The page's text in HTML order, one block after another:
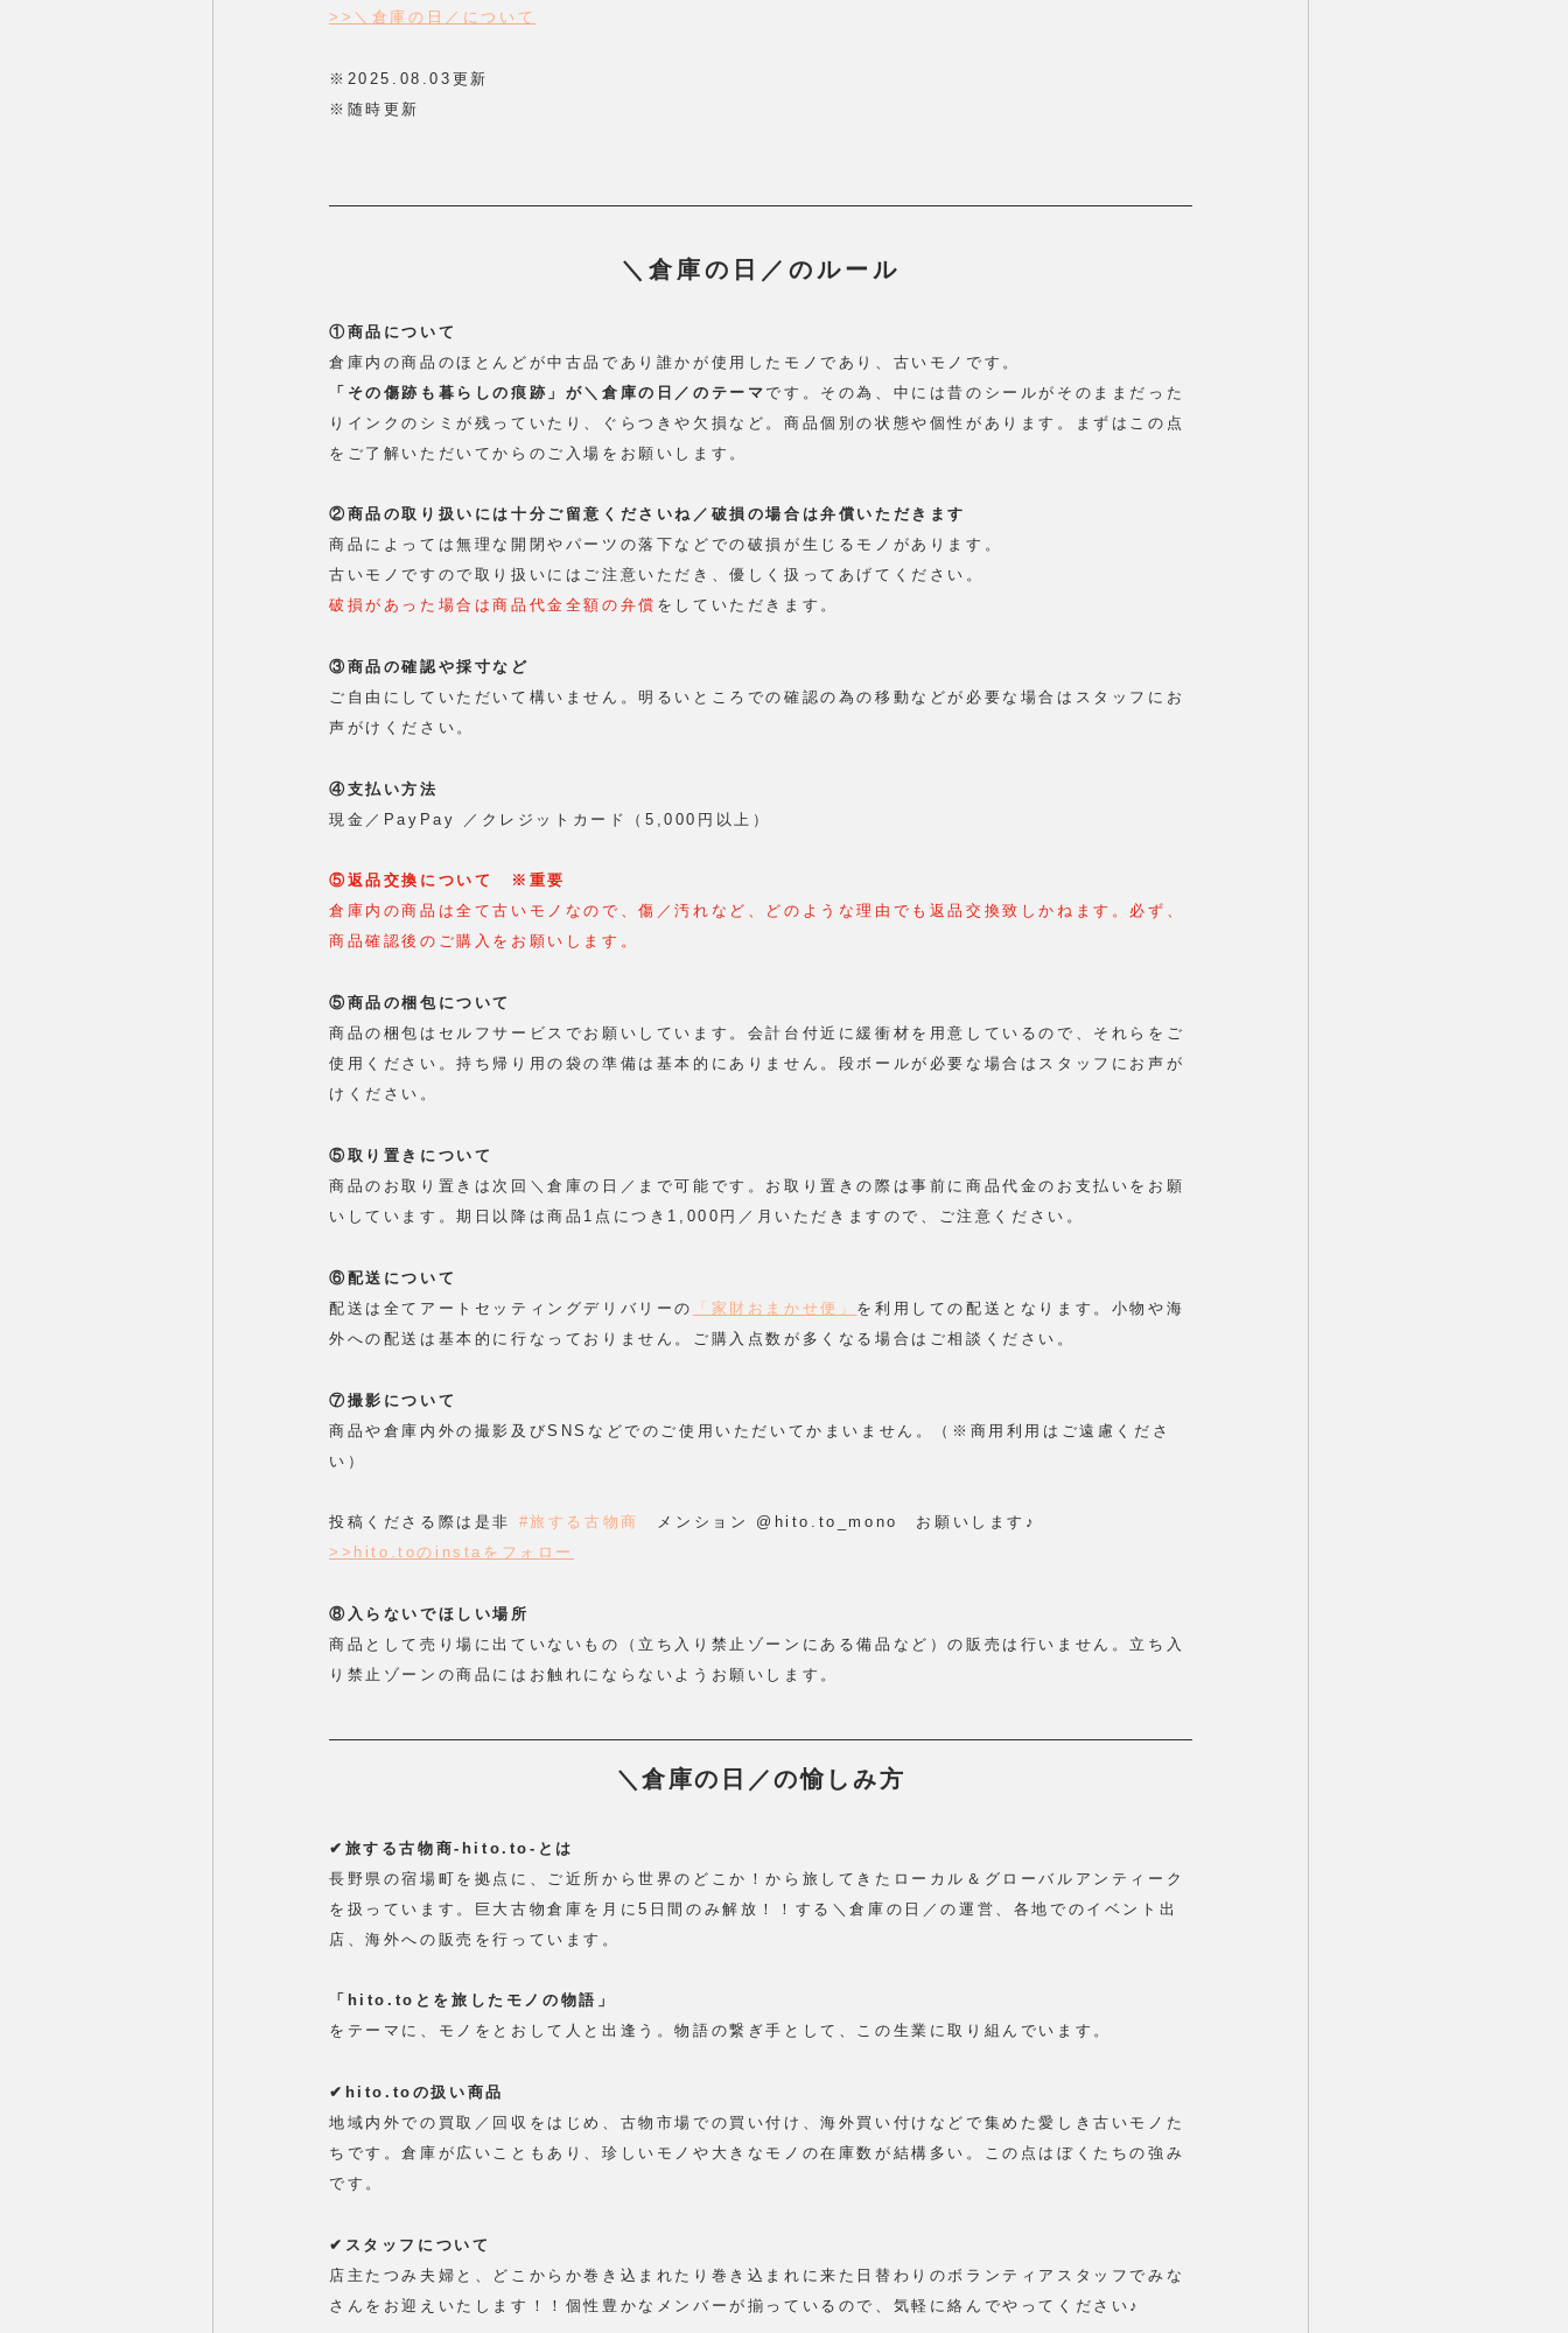
>>＼倉庫の日／について
※2025.08.03更新
※随時更新
＼倉庫の日／のルール
①商品について
倉庫内の商品のほとんどが中古品であり誰かが使用したモノであり、古いモノです。
「その傷跡も暮らしの痕跡」が＼倉庫の日／のテーマです。その為、中には昔のシールがそのままだった
りインクのシミが残っていたり、ぐらつきや欠損など。商品個別の状態や個性があります。まずはこの点
をご了解いただいてからのご入場をお願いします。
②商品の取り扱いには十分ご留意くださいね／破損の場合は弁償いただきます
商品によっては無理な開閉やパーツの落下などでの破損が生じるモノがあります。
古いモノですので取り扱いにはご注意いただき、優しく扱ってあげてください。
破損があった場合は商品代金全額の弁償 をしていただきます。
③商品の確認や採寸など
ご自由にしていただいて構いません。明るいところでの確認の為の移動などが必要な場合はスタッフにお
声がけください。
④支払い方法
現金／PayPay ／クレジットカード（5,000円以上）
⑤返品交換について　※重要
倉庫内の商品は全て古いモノなので、傷／汚れなど、どのような理由でも返品交換致しかねます。必ず、
商品確認後のご購入をお願いします。
⑤商品の梱包について
商品の梱包はセルフサービスでお願いしています。会計台付近に緩衝材を用意しているので、それらをご
使用ください。持ち帰り用の袋の準備は基本的にありません。段ボールが必要な場合はスタッフにお声が
けください。
⑤取り置きについて
商品のお取り置きは次回＼倉庫の日／まで可能です。お取り置きの際は事前に商品代金のお支払いをお願
いしています。期日以降は商品1点につき1,000円／月いただきますので、ご注意ください。
⑥配送について
配送は全てアートセッティングデリバリーの
「家財おまかせ便」 を利用しての配送となります。小物や海
外への配送は基本的に行なっておりません。ご購入点数が多くなる場合はご相談ください。
⑦撮影について
商品や倉庫内外の撮影及びSNSなどでのご使用いただいてかまいません。（※商用利用はご遠慮くださ
い）
投稿くださる際は是非 #旅する古物商
メンション @hito.to_mono　お願いします♪
>>hito.toのinstaをフォロー
⑧入らないでほしい場所
商品として売り場に出ていないもの（立ち入り禁止ゾーンにある備品など）の販売は行いません。立ち入
り禁止ゾーンの商品にはお触れにならないようお願いします。
＼倉庫の日／の愉しみ方
✔︎旅する古物商-hito.to-とは
長野県の宿場町を拠点に、ご近所から世界のどこか！から旅してきたローカル＆グローバルアンティーク
を扱っています。巨大古物倉庫を月に5日間のみ解放！！する＼倉庫の日／の運営、各地でのイベント出
店、海外への販売を行っています。
「hito.toとを旅したモノの物語」
をテーマに、モノをとおして人と出逢う。物語の繋ぎ手として、この生業に取り組んでいます。
✔︎hito.toの扱い商品
地域内外での買取／回収をはじめ、古物市場での買い付け、海外買い付けなどで集めた愛しき古いモノた
ちです。倉庫が広いこともあり、珍しいモノや大きなモノの在庫数が結構多い。この点はぼくたちの強み
です。
✔︎スタッフについて
店主たつみ夫婦と、どこからか巻き込まれたり巻き込まれに来た日替わりのボランティアスタッフでみな
さんをお迎えいたします！！個性豊かなメンバーが揃っているので、気軽に絡んでやってください♪